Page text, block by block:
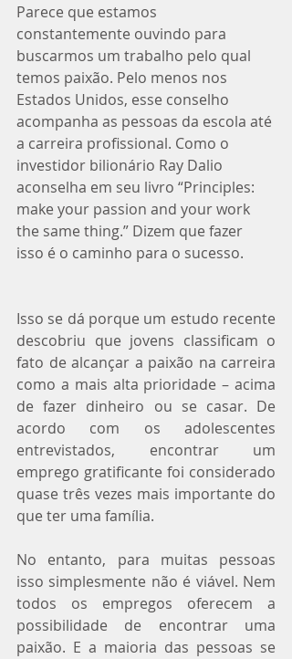
Parece que estamos
constantemente ouvindo para
buscarmos um trabalho pelo qual
temos paixão. Pelo menos nos
Estados Unidos, esse conselho
acompanha as pessoas da escola até
a carreira profissional. Como o
investidor bilionário Ray Dalio
aconselha em seu livro “Principles:
make your passion and your work
the same thing.” Dizem que fazer
isso é o caminho para o sucesso.
Isso se dá porque um estudo recente
descobriu que jovens classificam o
fato de alcançar a paixão na carreira
como a mais alta prioridade – acima
de fazer dinheiro ou se casar. De
acordo com os adolescentes
entrevistados, encontrar um
emprego gratificante foi considerado
quase três vezes mais importante do
que ter uma família.
No entanto, para muitas pessoas
isso simplesmente não é viável. Nem
todos os empregos oferecem a
possibilidade de encontrar uma
paixão. E a maioria das pessoas se